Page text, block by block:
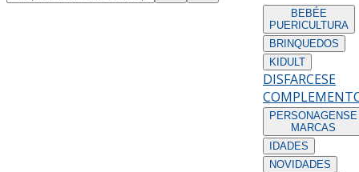
BEBÉE
PUERICULTURA
BRINQUEDOS
KIDULT
DISFARCESE
PERSONAGENS E
MARCAS
IDADES
NOVIDADES